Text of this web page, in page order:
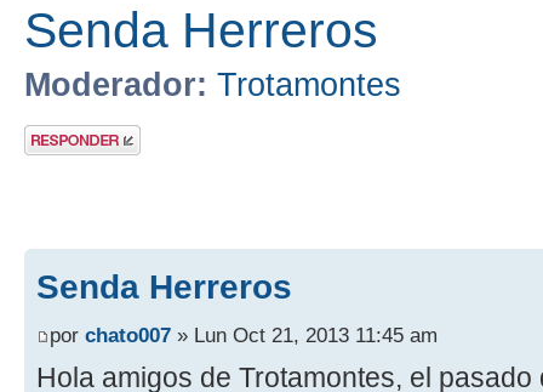
Senda Herreros
Moderador: Trotamontes
Publicar una
respuesta
Senda Herreros
por chato007 » Lun Oct 21, 2013 11:45 am
Hola amigos de Trotamontes, el